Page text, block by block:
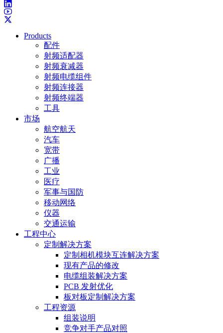
Products
配件
射频适配器
射频衰减器
射频电缆组件
射频连接器
射频终端器
工具
市场
航空航天
汽车
宽带
广播
工业
医疗
军事与国防
移动网络
仪器
交通运输
工程中心
定制解决方案
定制相机模块互连解决方案
现有产品的修改
电缆组装解决方案
PCB 发射优化
板对板定制解决方案
工程资源
组装说明
竞争对手产品对照